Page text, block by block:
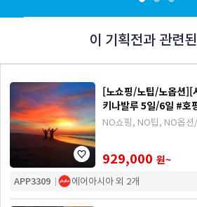
이 기획전과 관련
[노쇼핑/노팁/노옵션][
키나발루 5일/6일 #호
마을or래프팅투어
NO쇼핑, NO팁, NO옵션
929,000 원~
APP3309 에어아시아 외 2개